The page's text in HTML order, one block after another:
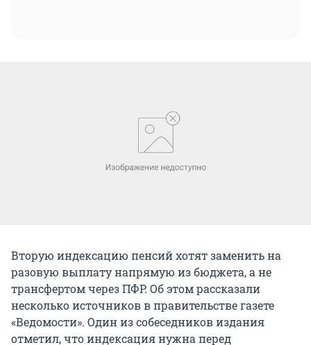
Вторую индексацию пенсий хотят заменить на
разовую выплату напрямую из бюджета, а не
трансфертом через ПФР. Об этом рассказали
несколько источников в правительстве газете
«Ведомости». Один из собеседников издания
отметил, что индексация нужна перед